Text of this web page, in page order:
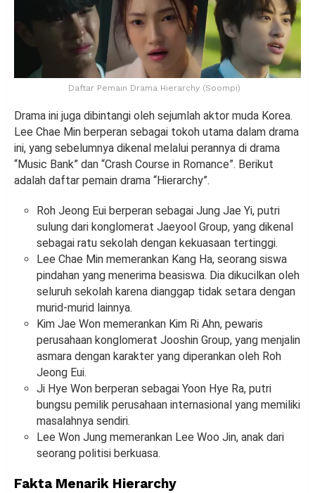
Daftar Pemain Drama Hierarchy (Soompi)
Drama ini juga dibintangi oleh sejumlah aktor muda Korea.
Lee Chae Min berperan sebagai tokoh utama dalam drama
ini, yang sebelumnya dikenal melalui perannya di drama
“Music Bank” dan “Crash Course in Romance”. Berikut
adalah daftar pemain drama “Hierarchy”.
Roh Jeong Eui berperan sebagai Jung Jae Yi, putri
sulung dari konglomerat Jaeyool Group, yang dikenal
sebagai ratu sekolah dengan kekuasaan tertinggi.
Lee Chae Min memerankan Kang Ha, seorang siswa
pindahan yang menerima beasiswa. Dia dikucilkan oleh
seluruh sekolah karena dianggap tidak setara dengan
murid-murid lainnya.
Kim Jae Won memerankan Kim Ri Ahn, pewaris
perusahaan konglomerat Jooshin Group, yang menjalin
asmara dengan karakter yang diperankan oleh Roh
Jeong Eui.
Ji Hye Won berperan sebagai Yoon Hye Ra, putri
bungsu pemilik perusahaan internasional yang memiliki
masalahnya sendiri.
Lee Won Jung memerankan Lee Woo Jin, anak dari
seorang politisi berkuasa.
Fakta Menarik Hierarchy